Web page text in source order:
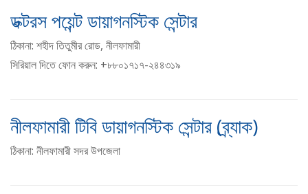
ডক্টরস পয়েন্ট ডায়াগনস্টিক সেন্টার
ঠিকানা: শহীদ তিতুমীর রোড, নীলফামারী
সিরিয়াল দিতে ফোন করুন: +৮৮০১৭১৭-২৪৪৩১৯
নীলফামারী টিবি ডায়াগনস্টিক সেন্টার (ব্র্যাক)
ঠিকানা: নীলফামারী সদর উপজেলা